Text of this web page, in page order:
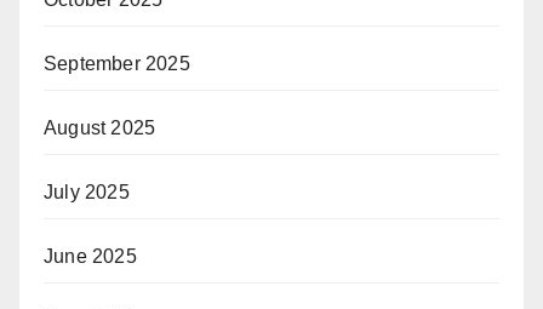
September 2025
August 2025
July 2025
June 2025